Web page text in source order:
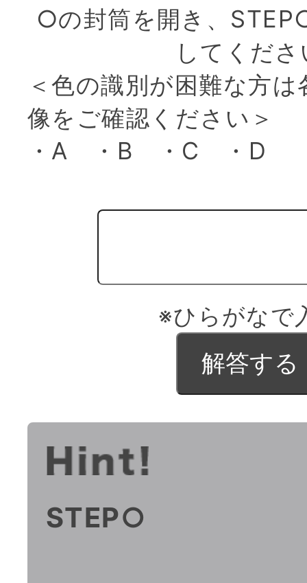
○の封筒を開き、
してくださ
＜色の識別が困難な方
像をご確認ください＞
・ A ・ B ・ C ・ D
※ひらがなで
STEP○